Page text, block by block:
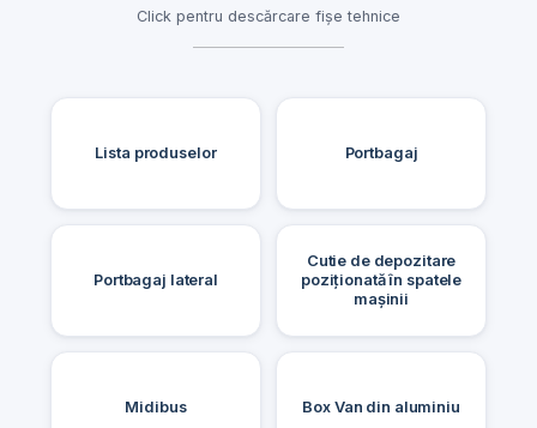
Click pentru descărcare fișe tehnice
Lista produselor Portbagaj
Portbagaj lateral
Cutie de depozitare
poziționată în spatele
mașinii
Midibus Box Van din aluminiu